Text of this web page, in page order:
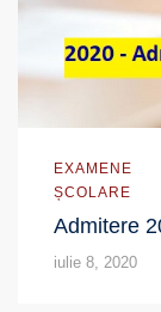
EXAMENE
ȘCOLARE
Admitere
iulie 8, 2020